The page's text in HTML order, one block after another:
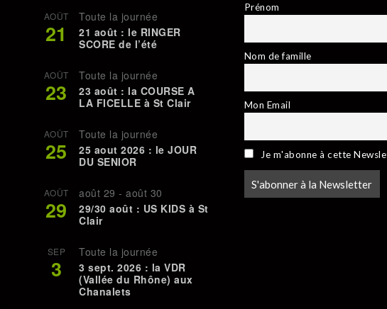
AOÛT
21
Toute la journée
21 août : le RINGER
SCORE de l’été
AOÛT
23
Toute la journée
23 août : la COURSE A
LA FICELLE à St Clair
AOÛT
25
Toute la journée
25 aout 2026 : le JOUR
DU SENIOR
AOÛT
29
août 29 -août 30
29/30 août : US KIDS à St
Clair
SEP
3
Toute la journée
3 sept. 2026 : la VDR
(Vallée du Rhône) aux
Chanalets
Prénom
Nom de famille
Mon Email
Je m'abonne à cette